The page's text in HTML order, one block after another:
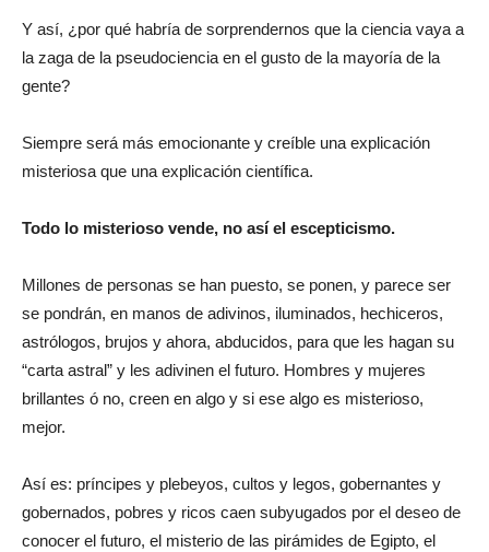
Y así, ¿por qué habría de sorprendernos que la ciencia vaya a
la zaga de la pseudociencia en el gusto de la mayoría de la
gente?
Siempre será más emocionante y creíble una explicación
misteriosa que una explicación científica.
Todo lo misterioso vende, no así el escepticismo.
Millones de personas se han puesto, se ponen, y parece ser
se pondrán, en manos de adivinos, iluminados, hechiceros,
astrólogos, brujos y ahora, abducidos, para que les hagan su
“carta astral” y les adivinen el futuro. Hombres y mujeres
brillantes ó no, creen en algo y si ese algo es misterioso,
mejor.
Así es: príncipes y plebeyos, cultos y legos, gobernantes y
gobernados, pobres y ricos caen subyugados por el deseo de
conocer el futuro, el misterio de las pirámides de Egipto, el